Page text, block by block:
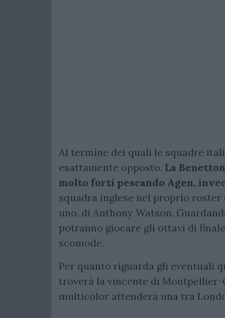
Al termine dei quali le squadre
esattamente opposto. La
molto forti pescando Agen,
squadra inglese nel proprio
uno, di Anthony Watson.
potranno giocare gli ottavi di
scomode.
Per quanto riguarda gli eventuali
troverà la vincente di
multicolor attenderà una tra